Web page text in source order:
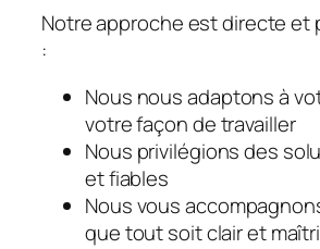
Notre approche est directe et
:
Nous nous adaptons à
votre façon de travailler
Nous privilégions des
et fiables
Nous vous
que tout soit clair et